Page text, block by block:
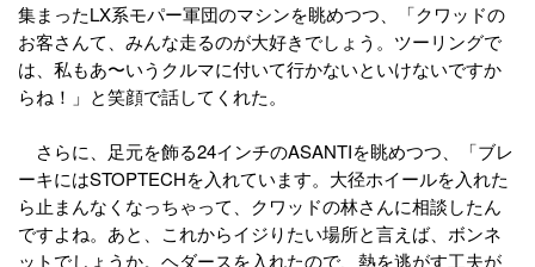
集まったLX系モパー軍団のマシンを眺めつつ、「クワッドの
お客さんて、みんな走るのが大好きでしょう。ツーリングで
は、私もあ〜いうクルマに付いて行かないといけないですか
らね！」と笑顔で話してくれた。
さらに、足元を飾る24インチのASANTIを眺めつつ、「ブレ
ーキにはSTOPTECHを入れています。大径ホイールを入れた
ら止まんなくなっちゃって、クワッドの林さんに相談したん
ですよね。あと、これからイジりたい場所と言えば、ボンネ
ットでしょうか。ヘダースを入れたので、熱を逃がす工夫が